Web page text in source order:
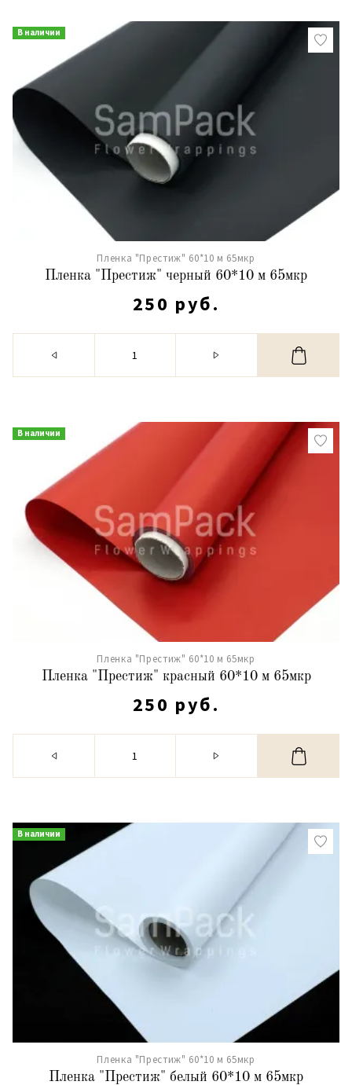
В наличии
Пленка "Престиж" 60*10 м 65мкр
Пленка "Престиж" черный 60*10 м 65мкр
250 руб.
В наличии
Пленка "Престиж" 60*10 м 65мкр
Пленка "Престиж" красный 60*10 м 65мкр
250 руб.
В наличии
Пленка "Престиж" 60*10 м 65мкр
Пленка "Престиж" белый 60*10 м 65мкр